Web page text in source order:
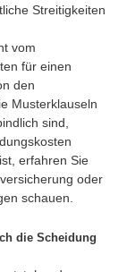
Streitigkeiten
vom
für einen
den
Musterklauseln
sind,
erfahren Sie
oder
schauen.
die Scheidung